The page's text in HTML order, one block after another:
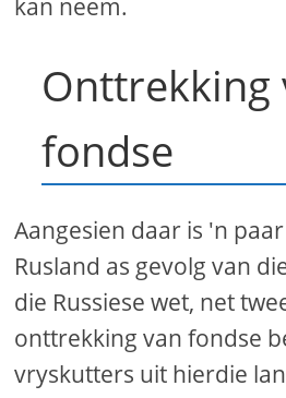
kan neem.
Onttrekking
fondse
Aangesien daar is 'n
Rusland as gevolg van
die Russiese wet, net
onttrekking van fondse
vryskutters uit hierdie